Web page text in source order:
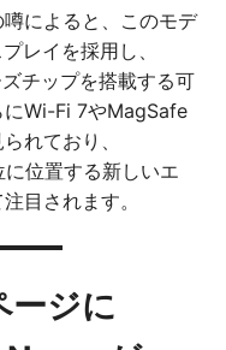
によると、このモデ
レイを採用し、
チップを搭載する可
にWi-Fi 7やMagSafe
れており、
位置する新しいエ
目されます。
ジに